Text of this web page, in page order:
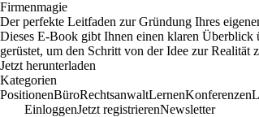
Firmenmagie
Der perfekte Leitfaden zur Gründung Ihres
Dieses E-Book gibt Ihnen einen klaren Überblick
gerüstet, um den Schritt von der Idee zur Realität
Jetzt herunterladen
Kategorien
PositionenBüroRechtsanwaltLernenKonferenzen
EinloggenJetzt registrierenNewsletter